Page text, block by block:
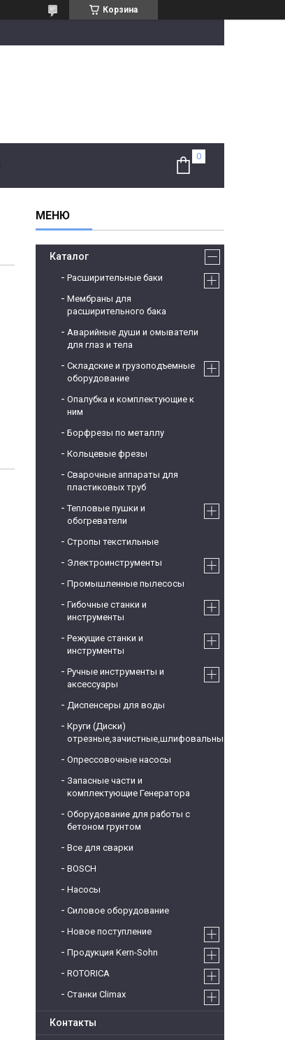
Корзина
Каталог
Расширительные баки
Мембраны для
расширительного бака
Аварийные души и омыватели
для глаз и тела
Складские и грузоподъемные
оборудование
Опалубка и комплектующие к
ним
Борфрезы по металлу
Кольцевые фрезы
Сварочные аппараты для
пластиковых труб
Тепловые пушки и
обогреватели
Стропы текстильные
Электроинструменты
Промышленные пылесосы
Гибочные станки и
инструменты
Режущие станки и
инструменты
Ручные инструменты и
аксессуары
Диспенсеры для воды
Круги (Диски)
отрезные,зачистные,шлифовальные
Опрессовочные насосы
Запасные части и
комплектующие Генератора
Оборудование для работы с
бетоном грунтом
Все для сварки
BOSCH
Насосы
Силовое оборудование
Новое поступление
Продукция Kern-Sohn
ROTORICA
Станки Climax
Контакты